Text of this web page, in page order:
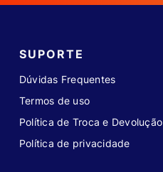
SUPORTE
Dúvidas Frequentes
Termos de uso
Política de Troca e Devolução
Política de privacidade